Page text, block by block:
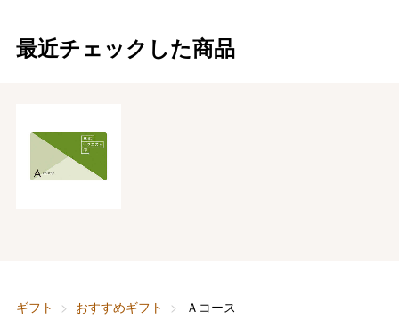
最近チェックした商品
ギフト おすすめギフト
Ａコース